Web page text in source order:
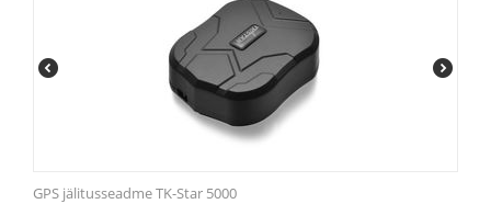
GPS jälitusseadme TK-Star 5000